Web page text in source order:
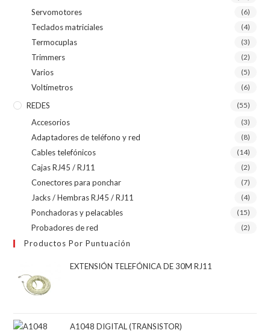
Servomotores (6)
Teclados matriciales (4)
Termocuplas (3)
Trimmers (2)
Varios (5)
Voltímetros (6)
REDES (55)
Accesorios (3)
Adaptadores de teléfono y red (8)
Cables telefónicos (14)
Cajas RJ45 / RJ11 (2)
Conectores para ponchar (7)
Jacks / Hembras RJ45 / RJ11 (4)
Ponchadoras y pelacables (15)
Probadores de red (2)
Productos Por Puntuación
EXTENSIÓN TELEFÓNICA DE 30M RJ11
A1048 DIGITAL (TRANSISTOR)